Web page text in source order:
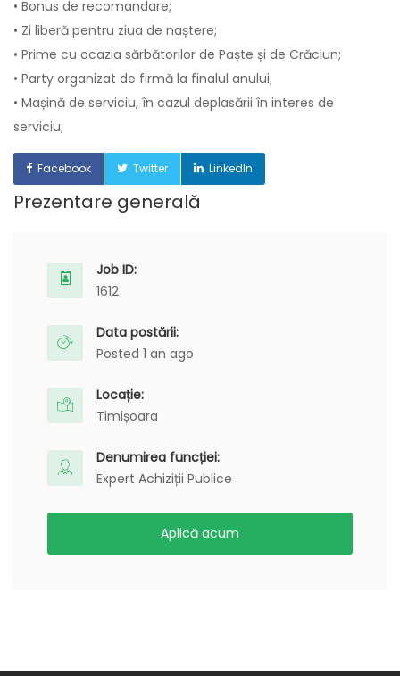
• Bonus de recomandare;
• Zi liberă pentru ziua de naștere;
• Prime cu ocazia sărbătorilor de Paște și de Crăciun;
• Party organizat de firmă la finalul anului;
• Mașină de serviciu, în cazul deplasării în interes de
serviciu;
Facebook Twitter LinkedIn
Prezentare generală
Job ID:
1612
Data postării:
Posted 1 an ago
Locație:
Timișoara
Denumirea funcției:
Expert Achiziții Publice
Aplică acum